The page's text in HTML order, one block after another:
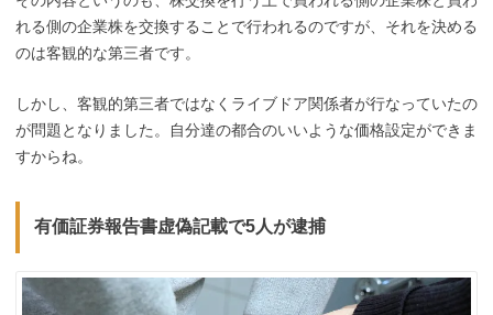
れる側の企業株を交換することで行われるのですが、それを決める
のは客観的な第三者です。
しかし、客観的第三者ではなくライブドア関係者が行なっていたの
が問題となりました。自分達の都合のいいような価格設定ができま
すからね。
有価証券報告書虚偽記載で5人が逮捕